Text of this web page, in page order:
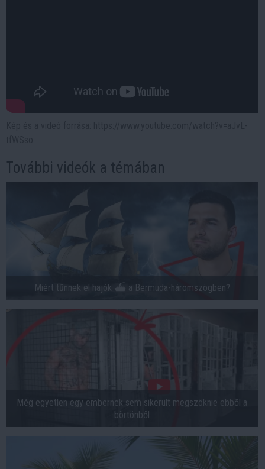
További videók a témában
Miért tűnnek el hajók ⛴ a Bermuda-háromszögben?
Még egyetlen egy embernek sem sikerült megszöknie ebből a
börtönből